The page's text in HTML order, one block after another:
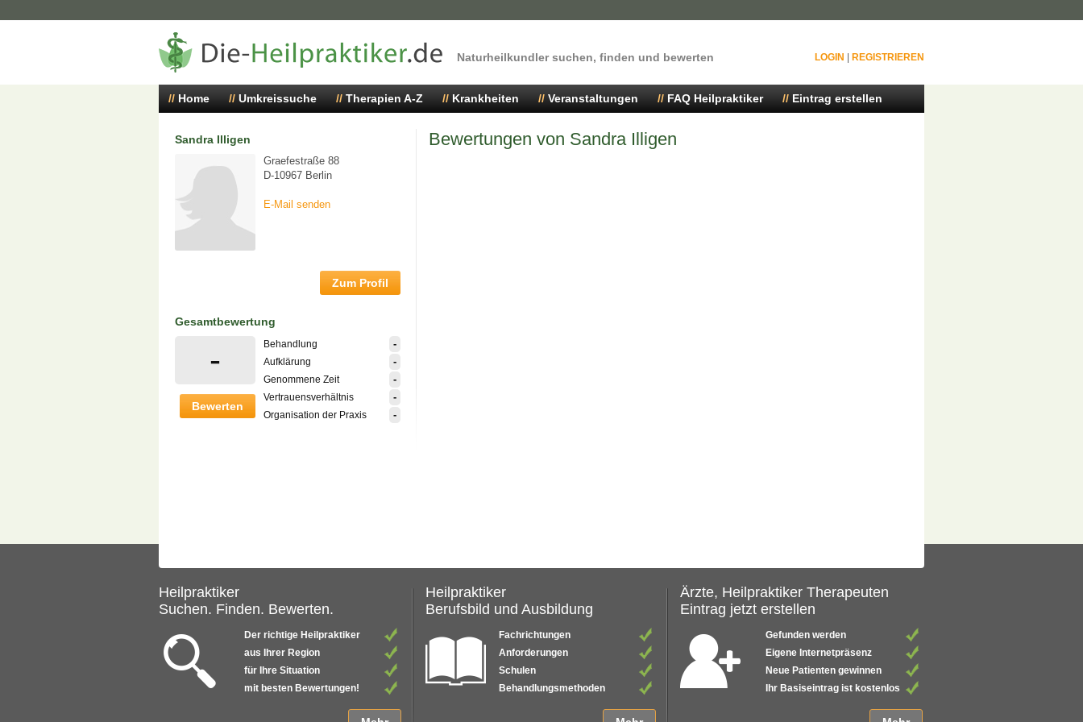
Naturheilkundler suchen, finden und bewerten LOGIN REGISTRIEREN
Home Umkreissuche Therapien A-Z Krankheiten Veranstaltungen FAQ Heilpraktiker Eintrag erstellen
Sandra Illigen
Graefestraße 88
D-10967 Berlin
E-Mail senden
Zum Profil
Gesamtbewertung
-
Bewerten
Behandlung -
Aufklärung -
Genommene Zeit -
Vertrauensverhältnis -
Organisation der Praxis -
Bewertungen von Sandra Illigen
Heilpraktiker
Suchen. Finden. Bewerten.
Der richtige Heilpraktiker
aus Ihrer Region
für Ihre Situation
mit besten Bewertungen!
Heilpraktiker
Berufsbild und Ausbildung
Fachrichtungen
Anforderungen
Schulen
Behandlungsmethoden
Ärzte, Heilpraktiker Therapeuten
Eintrag jetzt erstellen
Gefunden werden
Eigene Internetpräsenz
Neue Patienten gewinnen
Ihr Basiseintrag ist kostenlos